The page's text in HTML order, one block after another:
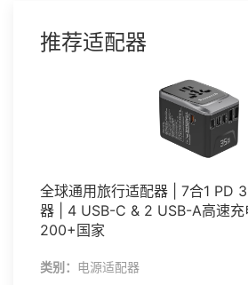
推荐适配器
全球通用旅行适配器 | 7合1 PD
器 | 4 USB-C & 2 USB-A高速充
200+国家
类别： 电源适配器